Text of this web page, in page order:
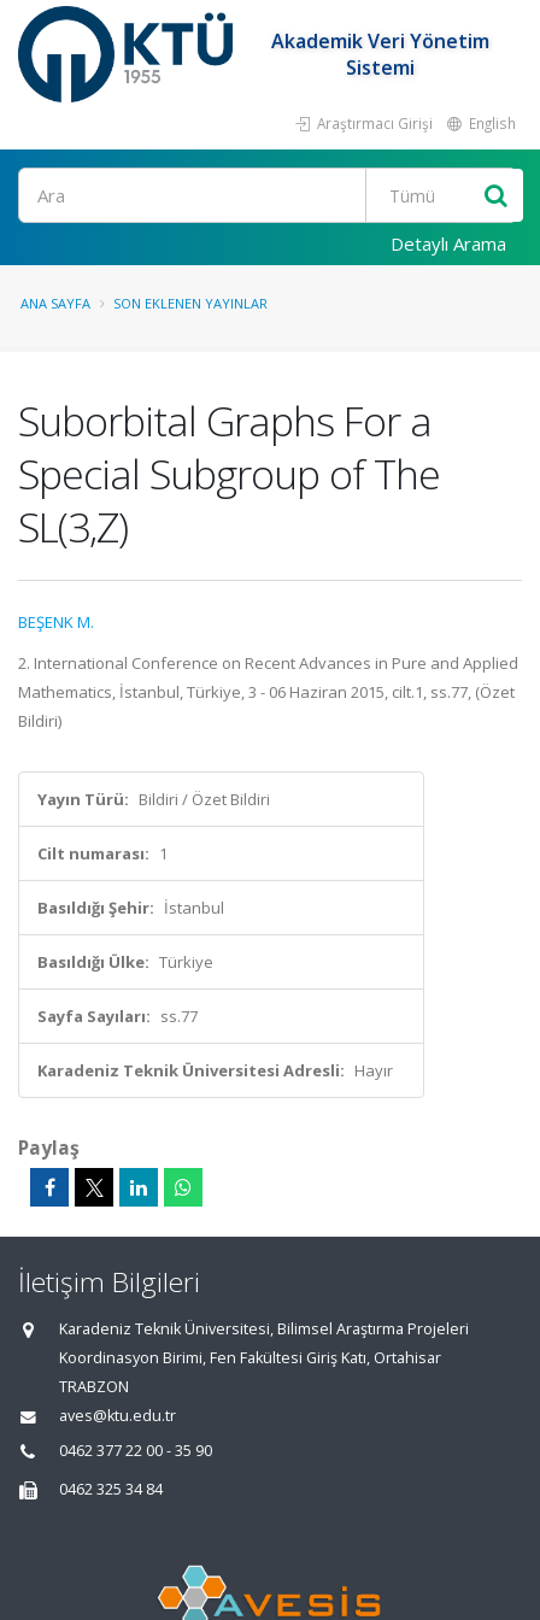
Akademik Veri Yönetim
Sistemi
Araştırmacı Girişi English
Ara
Detaylı Arama
ANA SAYFA SON EKLENEN YAYINLAR
Suborbital Graphs For a
Special Subgroup of The
SL(3,Z)
BEŞENK M.
2. International Conference on Recent Advances in Pure and Applied
Mathematics, İstanbul, Türkiye, 3 - 06 Haziran 2015, cilt.1, ss.77, (Özet
Bildiri)
Yayın Türü: Bildiri / Özet Bildiri
Cilt numarası: 1
Basıldığı Şehir: İstanbul
Basıldığı Ülke: Türkiye
Sayfa Sayıları: ss.77
Karadeniz Teknik Üniversitesi Adresli: Hayır
Paylaş
İletişim Bilgileri
Karadeniz Teknik Üniversitesi, Bilimsel Araştırma Projeleri
Koordinasyon Birimi, Fen Fakültesi Giriş Katı, Ortahisar
TRABZON
aves@ktu.edu.tr
0462 377 22 00 - 35 90
0462 325 34 84